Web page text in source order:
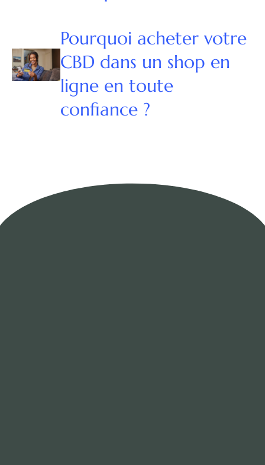
Pourquoi acheter votre
CBD dans un shop en
ligne en toute
confiance ?